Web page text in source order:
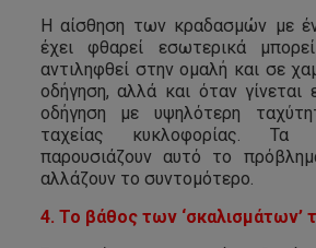
Η αίσθηση των κραδασμών με
έχει φθαρεί εσωτερικά
αντιληφθεί στην ομαλή και σε
οδήγηση, αλλά και όταν γίνεται
οδήγηση με υψηλότερη
ταχείας κυκλοφορίας. Τα
παρουσιάζουν αυτό το
αλλάζουν το συντομότερο.
4. Το βάθος των ‘σκαλισμάτων’